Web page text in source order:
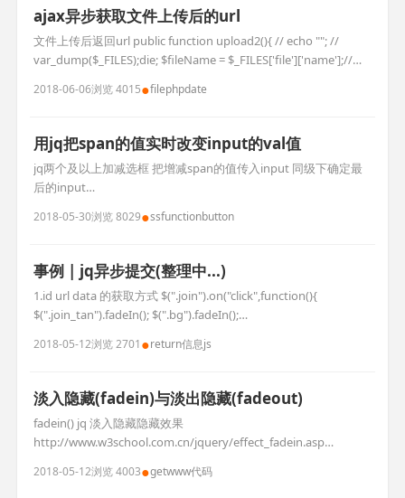
ajax异步获取文件上传后的url
文件上传后返回url public function upload2(){ // echo ""; //
var_dump($_FILES);die; $fileName = $_FILES['file']['name'];//文
$fileError =
2018-06-06浏览 4015●filephpdate
用jq把span的值实时改变input的val值
jq两个及以上加减选框 把增减span的值传入input 同级下确定最
后的input
//html 儿童价 1 ￥50 成人价 1 ￥100 //jq $(".ticket_species_3
2018-05-30浏览 8029●ssfunctionbutton
事例 | jq异步提交(整理中...)
1.id url data 的获取方式 $(".join").on("click",function(){
$(".join_tan").fadeIn(); $(".bg").fadeIn();
id=$(this).attr('rel');// var url = '__U
2018-05-12浏览 2701●return信息js
淡入隐藏(fadein)与淡出隐藏(fadeout)
fadein() jq 淡入隐藏隐藏效果
http://www.w3school.com.cn/jquery/effect_fadein.asp
http://www.w3school.com.cn/jquery/effect_fadeout.asp //清空
2018-05-12浏览 4003●getwww代码